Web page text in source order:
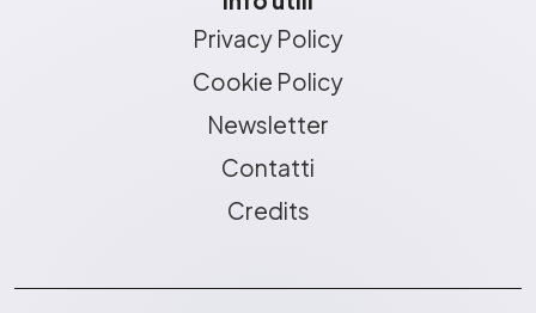
Privacy Policy
Cookie Policy
Newsletter
Contatti
Credits